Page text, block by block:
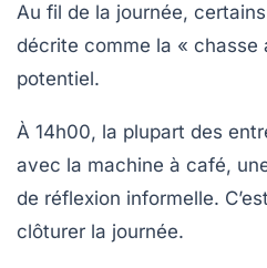
Au fil de la journée,
décrite comme la « chasse
potentiel.
À 14h00, la plupart des
avec la machine à café,
de réflexion informelle.
clôturer la journée.